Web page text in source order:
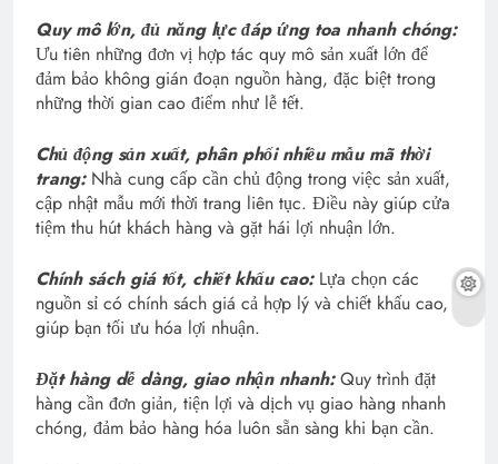
Quy mô lớn, đủ năng lực đáp ứng toa nhanh chóng:
Ưu tiên những đơn vị hợp tác quy mô sản xuất lớn để
đảm bảo không gián đoạn nguồn hàng, đặc biệt trong
những thời gian cao điểm như lễ tết.
Chủ động sản xuất, phân phối nhiều mẫu mã thời
trang: Nhà cung cấp cần chủ động trong việc sản xuất,
cập nhật mẫu mới thời trang liên tục. Điều này giúp cửa
tiệm thu hút khách hàng và gặt hái lợi nhuận lớn.
Chính sách giá tốt, chiết khấu cao:Lựa chọn các
nguồn sỉ có chính sách giá cả hợp lý và chiết khấu cao,
giúp bạn tối ưu hóa lợi nhuận.
Đặt hàng dễ dàng, giao nhận nhanh:Quy trình đặt
hàng cần đơn giản, tiện lợi và dịch vụ giao hàng nhanh
chóng, đảm bảo hàng hóa luôn sẵn sàng khi bạn cần.